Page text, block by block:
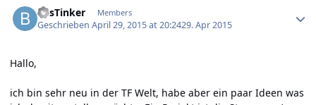
BasTinker Members
GeschriebenApril 29, 2015 at 20:2429. Apr 2015
Hallo,
ich bin sehr neu in der TF Welt, habe aber ein paar Ideen was